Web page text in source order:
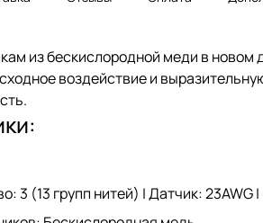
из бескислородной меди в новом
воздействие и
3 (13 групп нитей) | Датчик: 23AWG